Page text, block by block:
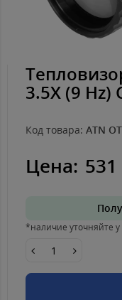
3.5X (9
Код товара: ATN
Цена:
*наличие уточняйте